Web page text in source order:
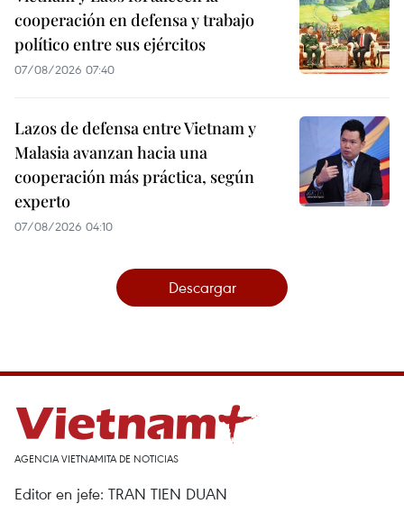
cooperación en defensa y trabajo
político entre sus ejércitos
07/08/2026 07:40
Lazos de defensa entre Vietnam y
Malasia avanzan hacia una
cooperación más práctica, según
experto
07/08/2026 04:10
Descargar
AGENCIA VIETNAMITA DE NOTICIAS
Editor en jefe: TRAN TIEN DUAN